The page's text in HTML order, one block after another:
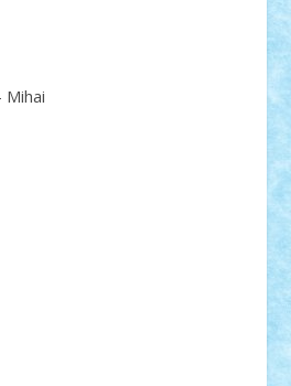
Mihai